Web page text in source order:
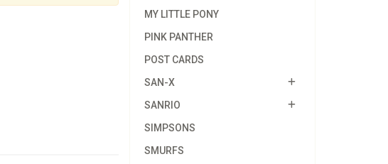
MY LITTLE PONY
PINK PANTHER
POST CARDS
SAN-X
SANRIO
SIMPSONS
SMURFS